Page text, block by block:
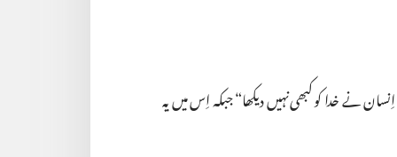
نے خدا کو کبھی نہیں دیکھا“‏ جبکہ اِس میں یہ